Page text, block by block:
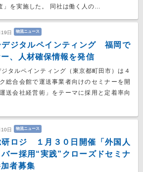
」を実施した。 同社は働く人の…
日 物流ニュース
デジタルペインティング 福岡で
、人材確保情報を発信
ジタルペインティング（東京都町田市）は４
総合会館で運送事業者向けのセミナーを開
送会社経営術」をテーマに採用と定着率向
日 物流ニュース
研ロジ １月３０日開催「外国人
バー採用“実践”クローズドセミナ
者募集